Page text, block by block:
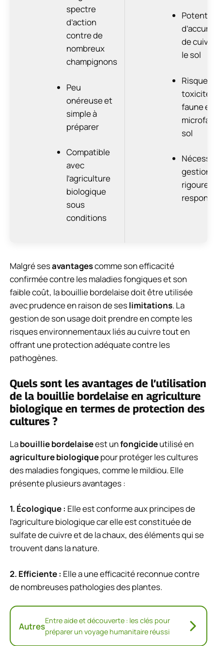
spectre
d’action
contre de
nombreux
champignons
Peu
onéreuse et
simple à
préparer
Compatible
avec
l’agriculture
biologique
sous
conditions
Potentiel
de
le sol
Risque
toxicité
faune et
sol
gestion
Malgré sesavantagescomme son efficacité
confirmée contre les maladies fongiques et son
faible coût, la bouillie bordelaise doit être utilisée
avec prudence en raison de seslimitations. La
gestion de son usage doit prendre en compte les
risques environnementaux liés au cuivre tout en
offrant une protection adéquate contre les
pathogènes.
Quels sont les avantages de l’utilisation
de la bouillie bordelaise en agriculture
biologique en termes de protection des
cultures ?
Labouillie bordelaiseest unfongicideutilisé en
agriculture biologiquepour protéger les cultures
des maladies fongiques, comme le mildiou. Elle
présente plusieurs avantages :
1. Écologique: Elle est conforme aux principes de
l’agriculture biologique car elle est constituée de
sulfate de cuivre et de la chaux, des éléments qui se
trouvent dans la nature.
2. Efficiente: Elle a une efficacité reconnue contre
de nombreuses pathologies des plantes.
AutresEntre aide et découverte : les clés pour
préparer un voyage humanitaire réussi